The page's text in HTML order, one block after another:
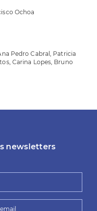
Ochoa
Pedro Cabral, Patricia
Carina Lopes, Bruno
newsletters